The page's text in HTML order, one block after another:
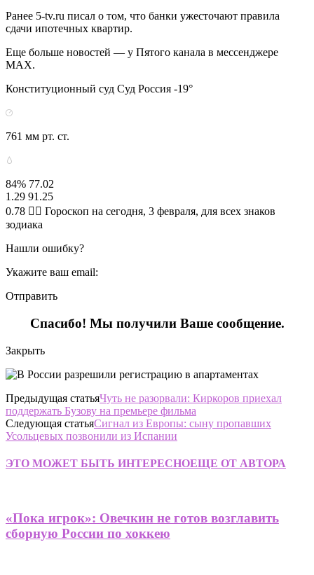
Ранее 5-tv.ru писал о том, что банки ужесточают правила
сдачи ипотечных квартир.
Еще больше новостей — у Пятого канала в мессенджере
MAX.
Конституционный суд Суд Россия -19°
761 мм рт. ст.
84% 77.02
1.29 91.25
0.78 🧙‍♀ Гороскоп на сегодня, 3 февраля, для всех знаков
зодиака
Нашли ошибку?
Укажите ваш email:
Отправить
Спасибо! Мы получили Ваше сообщение.
Закрыть
Предыдущая статьяЧуть не разорвали: Киркоров приехал
поддержать Бузову на премьере фильма
Следующая статьяСигнал из Европы: сыну пропавших
Усольцевых позвонили из Испании
ЭТО МОЖЕТ БЫТЬ ИНТЕРЕСНОЕЩЕ ОТ АВТОРА
«Пока игрок»: Овечкин не готов возглавить
сборную России по хоккею